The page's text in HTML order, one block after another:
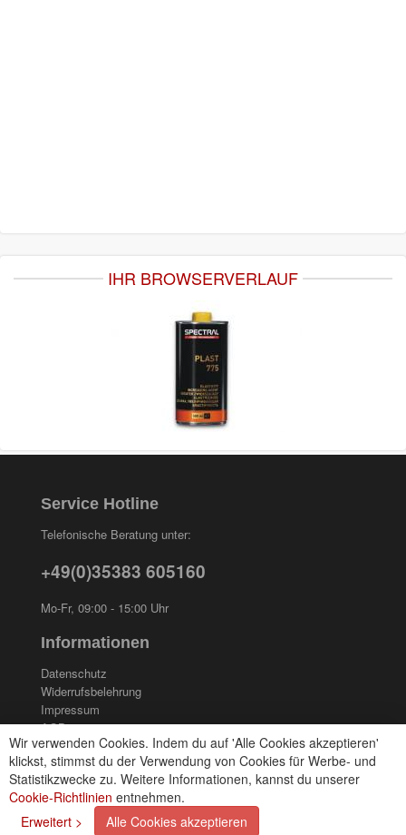
IHR BROWSERVERLAUF
Wir verwenden Cookies. Indem du auf 'Alle Cookies akzeptieren'
klickst, stimmst du der Verwendung von Cookies für Werbe- und
Statistikzwecke zu. Weitere Informationen, kannst du unserer
Cookie-Richtlinien entnehmen.
Erweitert >
Alle Cookies akzeptieren
Service Hotline
Telefonische Beratung unter:
+49(0)35383 605160
Mo-Fr, 09:00 - 15:00 Uhr
Informationen
Datenschutz
Widerrufsbelehrung
Impressum
AGB
Kontakt
Cookies einstellungen
Zahlungsarten